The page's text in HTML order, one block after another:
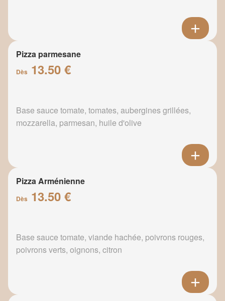
Pizza parmesane
Dès 13.50 €
Base sauce tomate, tomates, aubergines grillées,
mozzarella, parmesan, huile d'olive
Pizza Arménienne
Dès 13.50 €
Base sauce tomate, viande hachée, poivrons rouges,
poivrons verts, oignons, citron